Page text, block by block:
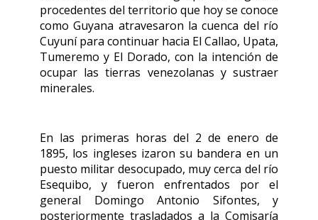
procedentes del territorio que hoy se conoce
como Guyana atravesaron la cuenca del río
Cuyuní para continuar hacia El Callao, Upata,
Tumeremo y El Dorado, con la intención de
ocupar las tierras venezolanas y sustraer
minerales.
En las primeras horas del 2 de enero de
1895, los ingleses izaron su bandera en un
puesto militar desocupado, muy cerca del río
Esequibo, y fueron enfrentados por el
general Domingo Antonio Sifontes, y
posteriormente trasladados a la Comisaría